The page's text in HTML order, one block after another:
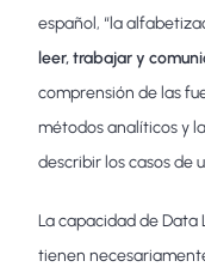
español, “la
leer, trabajar y
comprensión de las
métodos analíticos y
describir los casos de
La capacidad de
tienen